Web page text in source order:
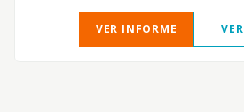
VER INFORME